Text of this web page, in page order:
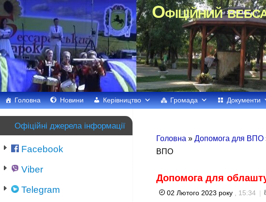
Офіційний
Головна Новини Керівництво Громада Документи
Головна » Допомога для ВПО
ВПО
Допомога для
02 Лютого 2023 року , 15:34 |
Офіційні джерела інформації
Facebook
Viber
Telegram